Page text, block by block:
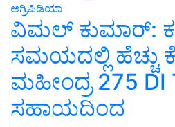
ಅಗ್ರಿಪಿಡಿಯಾ
ವಿಮಲ್ ಕುಮಾರ್:
ಸಮಯದಲ್ಲಿ ಹೆಚ್ಚು
ಮಹೀಂದ್ರ 275 DI
ಸಹಾಯದಿಂದ